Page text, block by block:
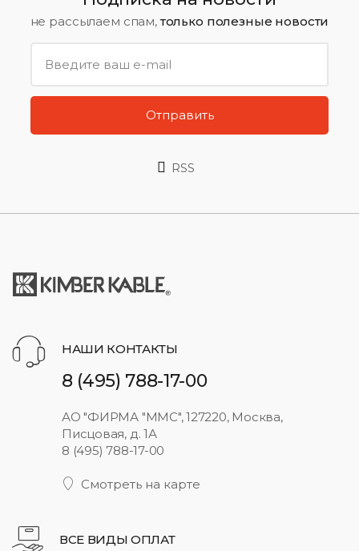
не рассылаем спам,только полезные новости
Отправить
RSS
НАШИ КОНТАКТЫ
8 (495) 788-17-00
АО "ФИРМА "ММС", 127220, Москва,
Писцовая, д. 1А
8 (495) 788-17-00
Смотреть на карте
ВСЕ ВИДЫ ОПЛАТ